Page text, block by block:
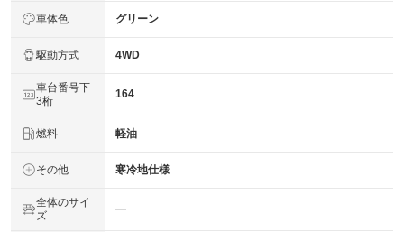
車体色 グリーン
駆動方式 4WD
車台番号下
3桁
164
燃料 軽油
その他 寒冷地仕様
全体のサイ
ズ
―